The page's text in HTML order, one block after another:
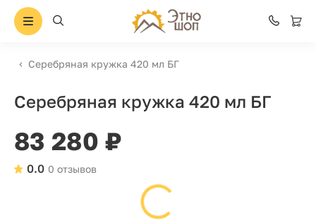
Серебряная кружка 420 мл БГ
Серебряная кружка 420 мл БГ
83 280 ₽
0 отзывов
0.0